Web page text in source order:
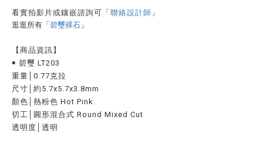
看實拍影片或鑲嵌諮詢可 「 聯絡設計師 」
逛逛所有「 碧璽裸石 」
【商品資訊】
￭ 碧璽 LT203
重量│0.77克拉
尺寸│約5.7x5.7x3.8mm
顏色│熱粉色 Hot Pink
切工│圓形混合式 Round Mixed Cut
透明度│透明